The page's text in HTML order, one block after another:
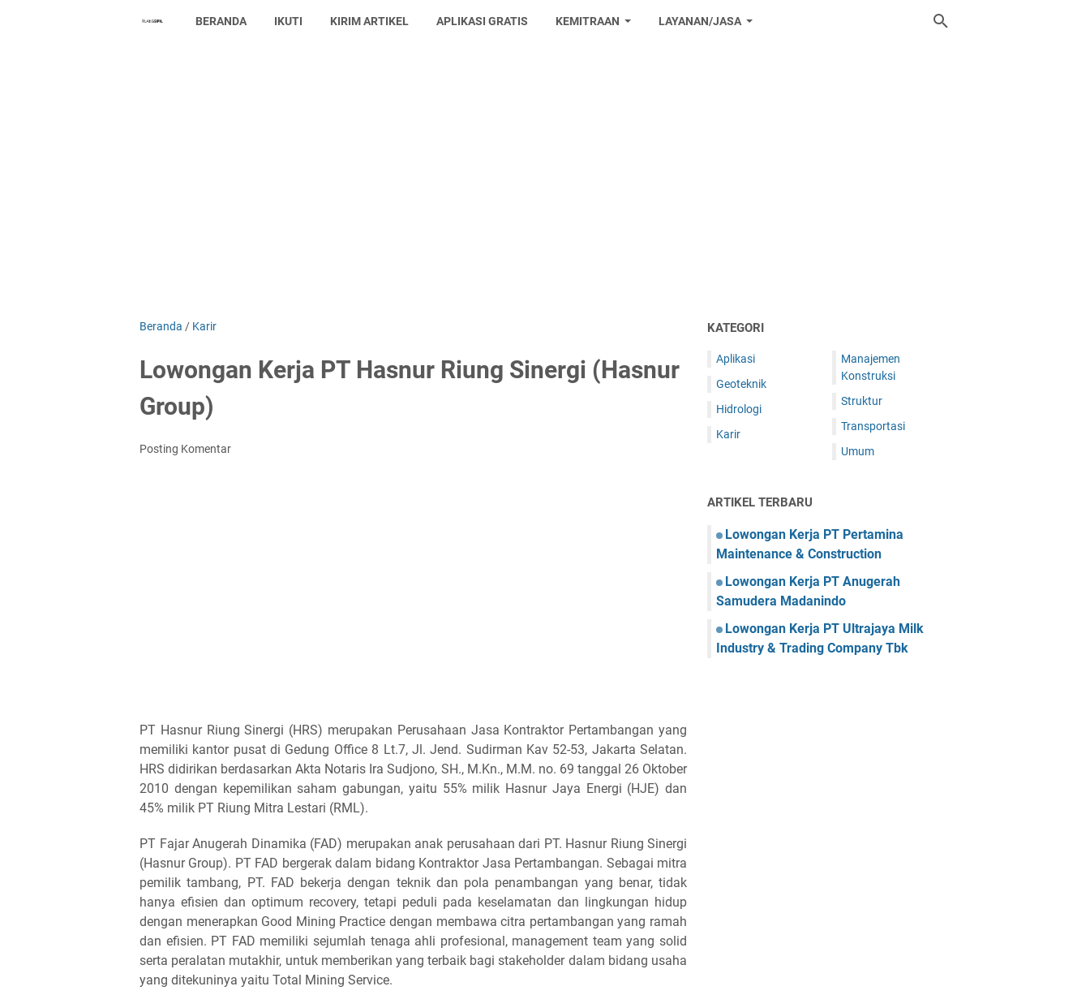
BERANDA IKUTI KIRIM ARTIKEL APLIKASI GRATIS KEMITRAAN LAYANAN/JASA
Beranda / Karir
Lowongan Kerja PT Hasnur Riung Sinergi (Hasnur
Group)
Posting Komentar
PT Hasnur Riung Sinergi (HRS) merupakan Perusahaan Jasa Kontraktor Pertambangan yang
memiliki kantor pusat di Gedung Office 8 Lt.7, Jl. Jend. Sudirman Kav 52-53, Jakarta Selatan.
HRS didirikan berdasarkan Akta Notaris Ira Sudjono, SH., M.Kn., M.M. no. 69 tanggal 26 Oktober
2010 dengan kepemilikan saham gabungan, yaitu 55% milik Hasnur Jaya Energi (HJE) dan
45% milik PT Riung Mitra Lestari (RML).
PT Fajar Anugerah Dinamika (FAD) merupakan anak perusahaan dari PT. Hasnur Riung Sinergi
(Hasnur Group). PT FAD bergerak dalam bidang Kontraktor Jasa Pertambangan. Sebagai mitra
pemilik tambang, PT. FAD bekerja dengan teknik dan pola penambangan yang benar, tidak
hanya efisien dan optimum recovery, tetapi peduli pada keselamatan dan lingkungan hidup
dengan menerapkan Good Mining Practice dengan membawa citra pertambangan yang ramah
dan efisien. PT FAD memiliki sejumlah tenaga ahli profesional, management team yang solid
serta peralatan mutakhir, untuk memberikan yang terbaik bagi stakeholder dalam bidang usaha
yang ditekuninya yaitu Total Mining Service.
KATEGORI
Aplikasi
Geoteknik
Hidrologi
Karir
Manajemen
Konstruksi
Struktur
Transportasi
Umum
ARTIKEL TERBARU
Lowongan Kerja PT Pertamina
Maintenance & Construction
Lowongan Kerja PT Anugerah
Samudera Madanindo
Lowongan Kerja PT Ultrajaya Milk
Industry & Trading Company Tbk